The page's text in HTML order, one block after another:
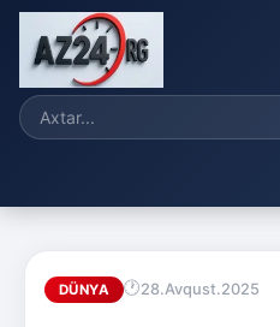
DÜNYA 28.Avqust.2025